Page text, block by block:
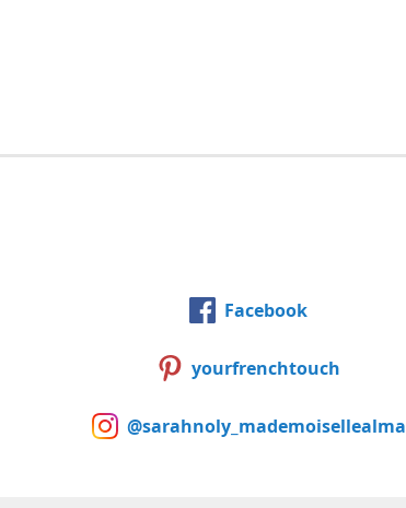
Facebook
yourfrenchtouch
@sarahnoly_mademoisellealma